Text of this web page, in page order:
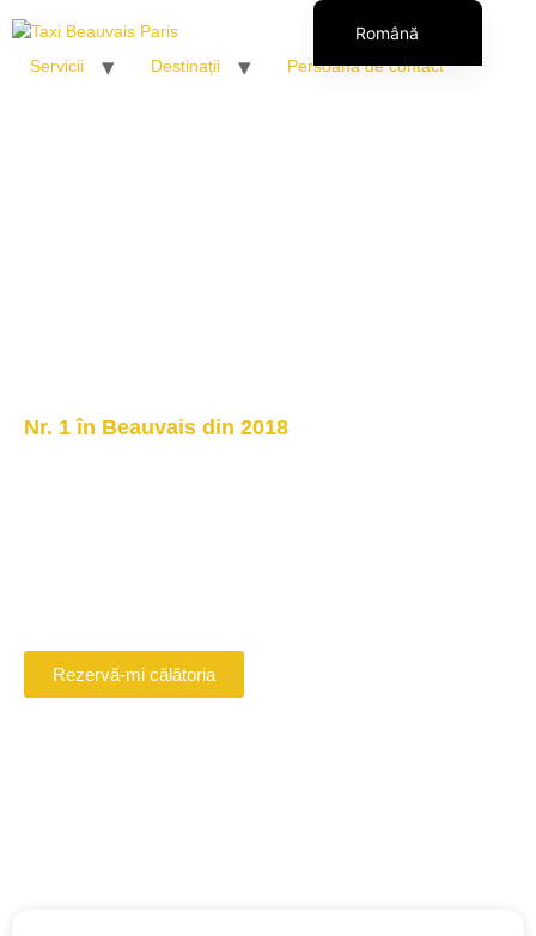
Servicii Destinații Persoană de contact
Nr. 1 în Beauvais din 2018
Rezervă-mi călătoria
Română
Français